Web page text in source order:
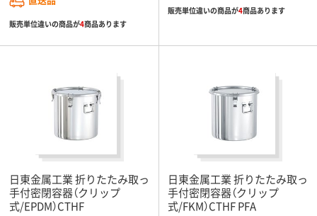
販売単位違いの商品が4商品あります
販売単位違いの商品が4商品あります
日東金属工業 折りたたみ取っ
手付密閉容器（クリップ
式/EPDM）CTHF
日東金属工業 折りたたみ取っ
手付密閉容器（クリップ
式/FKM）CTHF PFA